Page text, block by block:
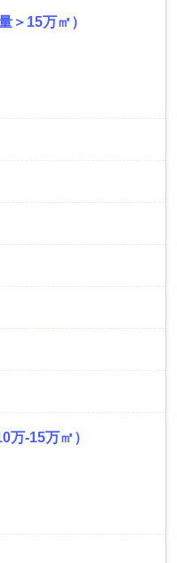
＞15万㎡）
万-15万㎡）